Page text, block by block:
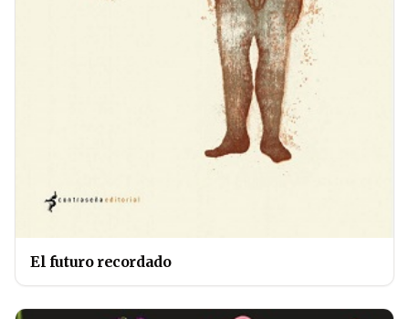
El futuro recordado